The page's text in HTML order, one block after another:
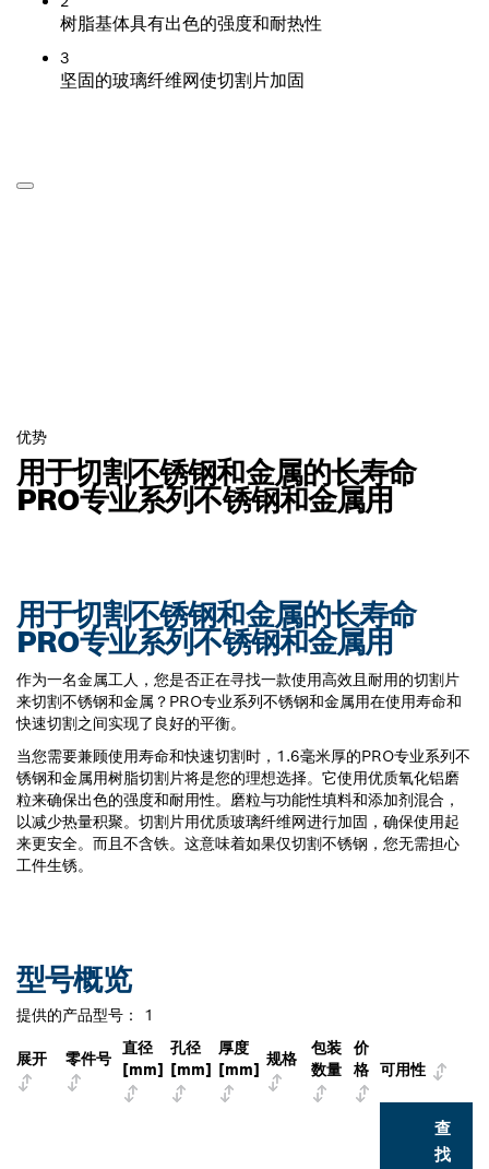
树脂基体具有出色的强度和耐热性
3
坚固的玻璃纤维网使切割片加固
优势
用于切割不锈钢和金属的长寿命
PRO专业系列不锈钢和金属用
用于切割不锈钢和金属的长寿命
PRO专业系列不锈钢和金属用
作为一名金属工人，您是否正在寻找一款使用高效且耐用的切割片
来切割不锈钢和金属？PRO专业系列不锈钢和金属用在使用寿命和
快速切割之间实现了良好的平衡。
当您需要兼顾使用寿命和快速切割时，1.6毫米厚的PRO专业系列不
锈钢和金属用树脂切割片将是您的理想选择。它使用优质氧化铝磨
粒来确保出色的强度和耐用性。磨粒与功能性填料和添加剂混合，
以减少热量积聚。切割片用优质玻璃纤维网进行加固，确保使用起
来更安全。而且不含铁。这意味着如果仅切割不锈钢，您无需担心
工件生锈。
型号概览
提供的产品型号： 1
展开 零件号
直径
[mm]
孔径
[mm]
厚度
[mm]
规格
包装
数量
价
格 可用性
查
找